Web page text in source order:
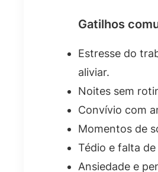
Gatilhos
Estresse do
aliviar.
Noites sem
Convívio com
Momentos de
Tédio e falta
Ansiedade e